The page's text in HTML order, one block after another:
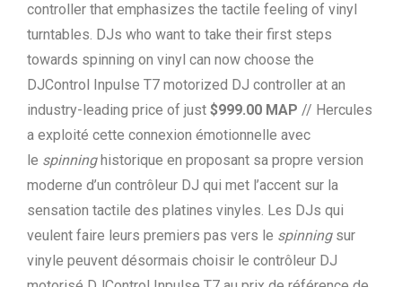
controller that emphasizes the tactile feeling of vinyl
turntables. DJs who want to take their first steps
towards spinning on vinyl can now choose the
DJControl Inpulse T7 motorized DJ controller at an
industry-leading price of just $999.00 MAP // Hercules
a exploité cette connexion émotionnelle avec
le spinninghistorique en proposant sa propre version
moderne d’un contrôleur DJ qui met l’accent sur la
sensation tactile des platines vinyles. Les DJs qui
veulent faire leurs premiers pas vers le spinning sur
vinyle peuvent désormais choisir le contrôleur DJ